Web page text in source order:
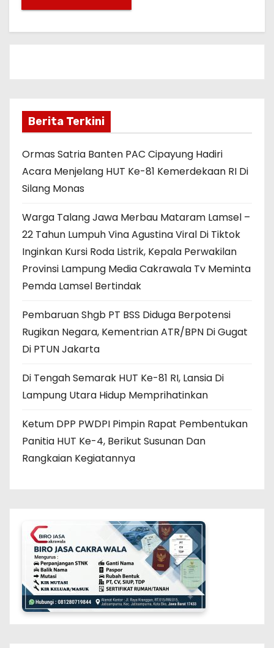
Berita Terkini
Ormas Satria Banten PAC Cipayung Hadiri
Acara Menjelang HUT Ke-81 Kemerdekaan RI Di
Silang Monas
Warga Talang Jawa Merbau Mataram Lamsel –
22 Tahun Lumpuh Vina Agustina Viral Di Tiktok
Inginkan Kursi Roda Listrik, Kepala Perwakilan
Provinsi Lampung Media Cakrawala Tv Meminta
Pemda Lamsel Bertindak
Pembaruan Shgb PT BSS Diduga Berpotensi
Rugikan Negara, Kementrian ATR/BPN Di Gugat
Di PTUN Jakarta
Di Tengah Semarak HUT Ke-81 RI, Lansia Di
Lampung Utara Hidup Memprihatinkan
Ketum DPP PWDPI Pimpin Rapat Pembentukan
Panitia HUT Ke-4, Berikut Susunan Dan
Rangkaian Kegiatannya